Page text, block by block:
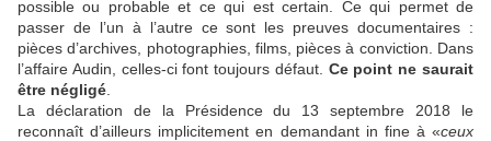
possible ou probable et ce qui est certain. Ce qui permet de
passer de l’un à l’autre ce sont les preuves documentaires :
pièces d’archives, photographies, films, pièces à conviction. Dans
l’affaire Audin, celles-ci font toujours défaut. Ce point ne saurait
être négligé
La déclaration de la Présidence du 13 septembre 2018 le
reconnaît d’ailleurs implicitement en demandant in fine à «ceux